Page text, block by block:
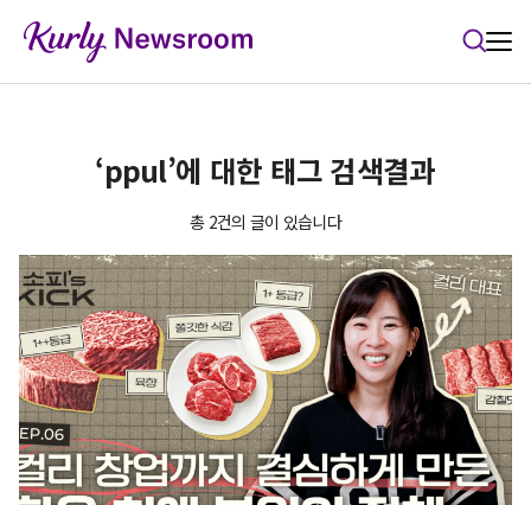
‘ppul’에 대한 태그 검색결과
총 2건의 글이 있습니다